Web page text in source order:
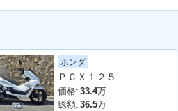
ホンダ
ＰＣＸ１２５
価格: 33.4万
総額: 36.5万